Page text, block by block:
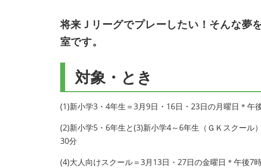
将来Ｊリーグでプレーしたい！そんな夢
室です。
対象・とき
(1)新小学3・4年生＝3月9日・16日・23日の月曜日＊午
(2)新小学5・6年生と(3)新小学4～6年生（ＧＫスクー
30分
(4)大人向けスクール＝3月13日・27日の金曜日＊午後7